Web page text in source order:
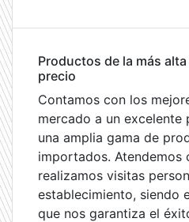
Productos de la más
precio
Contamos con los
mercado a un excelente
una amplia gama de
importados. Atendemos
realizamos visitas
establecimiento, siendo
que nos garantiza el